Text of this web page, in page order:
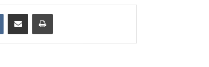
VKontakteShare via Email Print